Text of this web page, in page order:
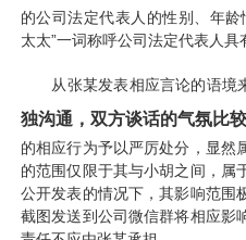
的公司法定代表人的性别、年
太太”一词称呼公司法定代表人具
从张某发表相应言论的语境
独沟通，双方谈话的气氛比
的相应行为予以严厉处分，显然
的范围仅限于其与小胡之间，属
公开发表的情况下，其影响范围
截图发送到公司微信群将相应影